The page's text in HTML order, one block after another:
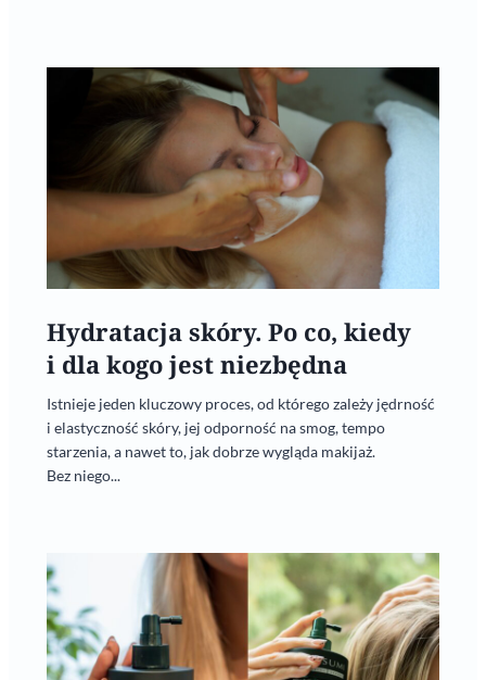
Hydratacja skóry. Po co, kiedy
i dla kogo jest niezbędna
Istnieje jeden kluczowy proces, od którego zależy jędrność
i elastyczność skóry, jej odporność na smog, tempo
starzenia, a nawet to, jak dobrze wygląda makijaż.
Bez niego...